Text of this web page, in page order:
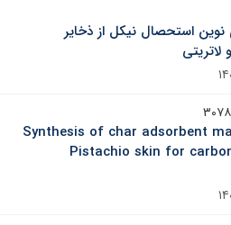
استحصال نیکل از ذخایر
Synthesis of char adsorbent
Pistachio skin for